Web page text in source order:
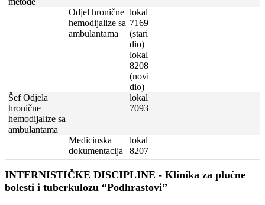
Odjel hronične
hemodijalize sa
ambulantama
lokal
7169
(stari
dio)
lokal
8208
(novi
dio)
Šef Odjela
hronične
hemodijalize sa
ambulantama
lokal
7093
Medicinska
dokumentacija
lokal
8207
INTERNISTIČKE DISCIPLINE - Klinika za plućne
bolesti i tuberkulozu “Podhrastovi”